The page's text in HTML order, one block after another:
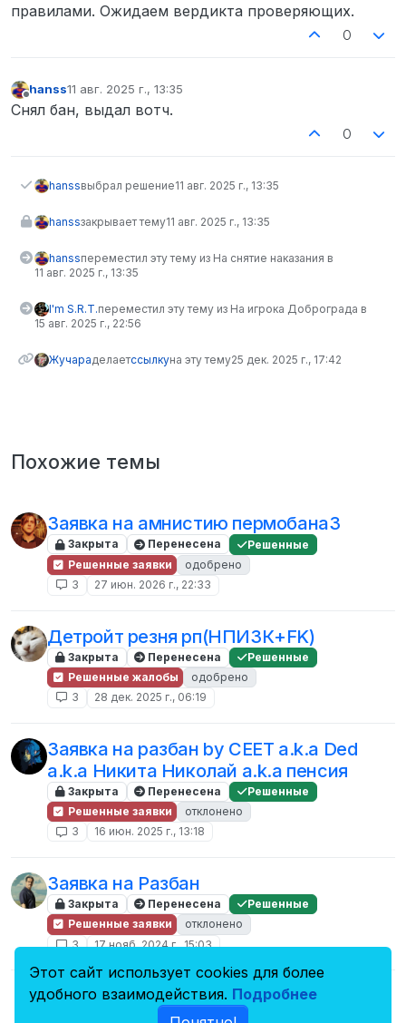
правилами. Ожидаем вердикта проверяющих.
0
Не в сети
hanss11 авг. 2025 г., 13:35
отредактировано
Снял бан, выдал вотч.
0
hanssвыбрал решение11 авг. 2025 г., 13:35
hanssзакрывает тему11 авг. 2025 г., 13:35
hanssпереместил эту тему из На снятие наказания в
11 авг. 2025 г., 13:35
I'm S.R.T.переместил эту тему из На игрока Доброграда в
15 авг. 2025 г., 22:56
Жучараделаетссылкуна эту тему25 дек. 2025 г., 17:42
Похожие темы
Заявка на амнистию пермобана3
Закрыта Перенесена
Решенные
Решенные заявки
одобрено
3
27 июн. 2026 г., 22:33
Детройт резня рп(НПИЗК+FK)
Закрыта Перенесена
Решенные
Решенные жалобы
одобрено
3
28 дек. 2025 г., 06:19
Заявка на разбан by CEET a.k.a Ded
a.k.a Никита Николай a.k.a пенсия
Закрыта Перенесена
Решенные
Решенные заявки
отклонено
3
16 июн. 2025 г., 13:18
Заявка на Разбан
Закрыта Перенесена
Решенные
Решенные заявки
отклонено
3
17 нояб. 2024 г., 15:03
Заявка на разбан, бешеный
петербуржец хочет разбан
Этот сайт использует cookies для более
удобного взаимодействия. Подробнее